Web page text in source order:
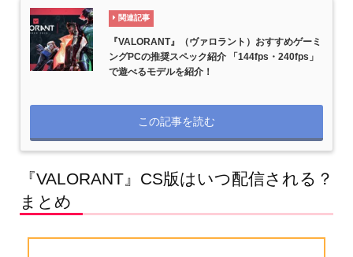
関連記事
『VALORANT』（ヴァロラント）おすすめゲーミ
ングPCの推奨スペック紹介 「144fps・240fps」
で遊べるモデルを紹介！
この記事を読む
『VALORANT』CS版はいつ配信される？
まとめ